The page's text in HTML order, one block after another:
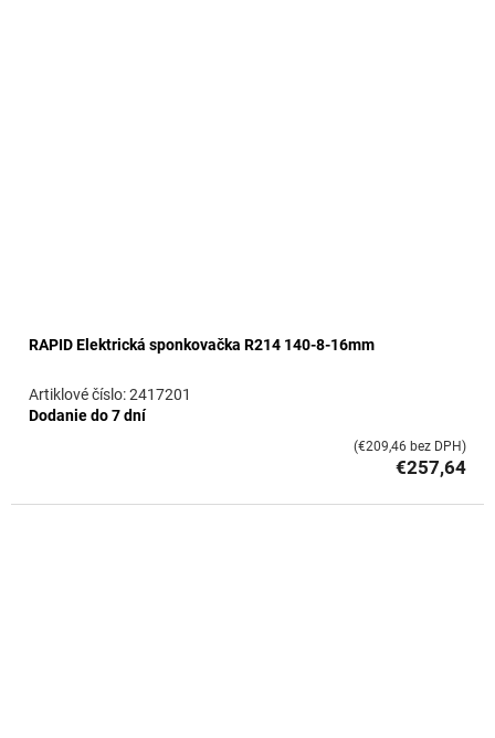
RAPID Elektrická sponkovačka R214 140-8-16mm
Dodanie do 7 dní
2417201
€257,64
(€209,46 bez DPH)